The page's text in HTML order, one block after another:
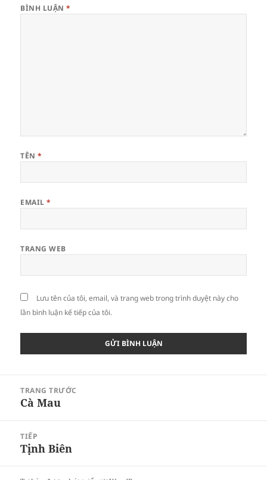
BÌNH LUẬN*
TÊN*
EMAIL*
TRANG WEB
Lưu tên của tôi, email, và trang web trong trình duyệt này cho
lần bình luận kế tiếp của tôi.
hướngTRANG TRƯỚC
Bài
trước:
Cà Mau
TIẾP
Bài
theo:
Tịnh Biên